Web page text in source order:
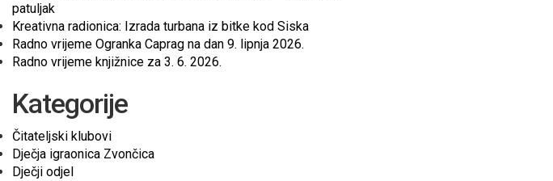
patuljak
Kreativna radionica: Izrada turbana iz bitke kod Siska
Radno vrijeme Ogranka Caprag na dan 9. lipnja 2026.
Radno vrijeme knjižnice za 3. 6. 2026.
Kategorije
Čitateljski klubovi
Dječja igraonica Zvončica
Dječji odjel